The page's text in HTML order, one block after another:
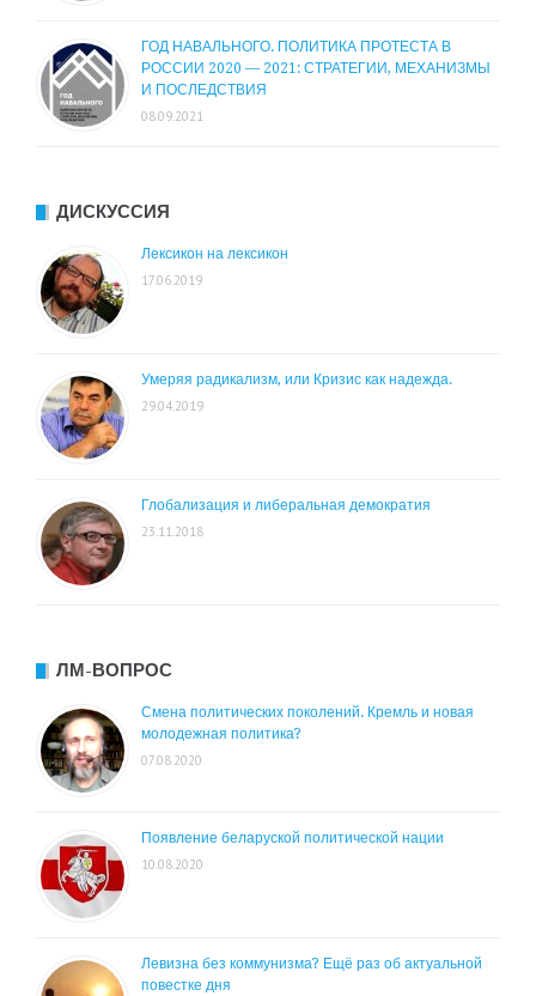
ГОД НАВАЛЬНОГО. ПОЛИТИКА ПРОТЕСТА В
РОССИИ 2020 — 2021: СТРАТЕГИИ, МЕХАНИЗМЫ
И ПОСЛЕДСТВИЯ
08.09.2021
ДИСКУССИЯ
Лексикон на лексикон
17.06.2019
Умеряя радикализм, или Кризис как надежда.
29.04.2019
Глобализация и либеральная демократия
23.11.2018
ЛМ-ВОПРОС
Смена политических поколений. Кремль и новая
молодежная политика?
07.08.2020
Появление беларуской политической нации
10.08.2020
Левизна без коммунизма? Ещё раз об актуальной
повестке дня